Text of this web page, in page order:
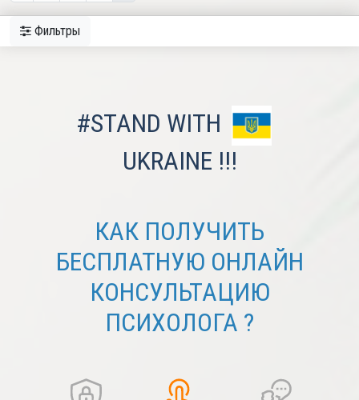
Фильтры
#STAND WITH
UKRAINE !!!
КАК ПОЛУЧИТЬ
БЕСПЛАТНУЮ ОНЛАЙН
КОНСУЛЬТАЦИЮ
ПСИХОЛОГА ?